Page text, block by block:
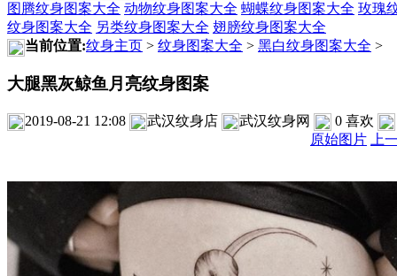
图腾纹身图案大全 动物纹身图案大全 蝴蝶纹身图案大全 玫瑰
纹身图案大全 另类纹身图案大全 翅膀纹身图案大全
当前位置:纹身主页 > 纹身图案大全 > 黑白纹身图案大全 >
大腿黑灰鲸鱼月亮纹身图案
2019-08-21 12:08 武汉纹身店 武汉纹身网 0 喜欢
原始图片 上